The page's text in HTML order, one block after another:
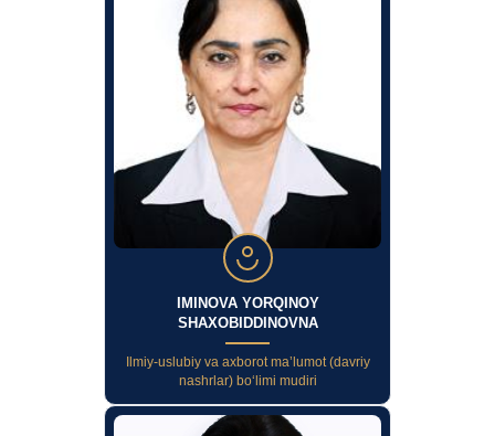
IMINOVA YORQINOY
SHAXOBIDDINOVNA
Ilmiy-uslubiy va axborot ma’lumot (davriy
nashrlar) bo‘limi mudiri